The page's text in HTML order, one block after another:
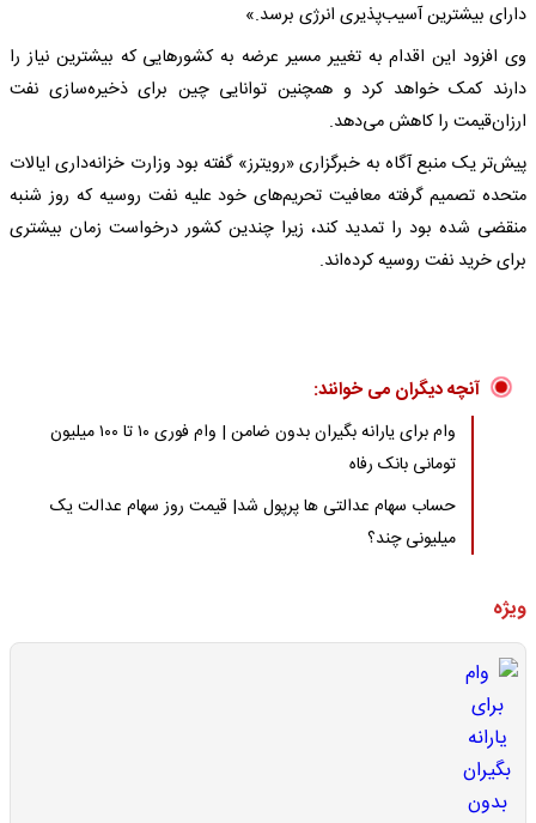
دارای بیشترین آسیب‌پذیری انرژی برسد.»
وی افزود این اقدام به تغییر مسیر عرضه به کشورهایی که بیشترین نیاز را
دارند کمک خواهد کرد و همچنین توانایی چین برای ذخیره‌سازی نفت
ارزان‌قیمت را کاهش می‌دهد.
پیش‌تر یک منبع آگاه به خبرگزاری «رویترز» گفته بود وزارت خزانه‌داری ایالات
متحده تصمیم گرفته معافیت تحریم‌های خود علیه نفت روسیه که روز شنبه
منقضی شده بود را تمدید کند، زیرا چندین کشور درخواست زمان بیشتری
برای خرید نفت روسیه کرده‌اند.
آنچه دیگران می خوانند:
وام برای یارانه بگیران بدون ضامن | وام فوری ۱۰ تا ۱۰۰ میلیون
تومانی بانک رفاه
حساب سهام عدالتی ها پرپول شد| قیمت روز سهام عدالت یک
میلیونی چند؟
ویژه